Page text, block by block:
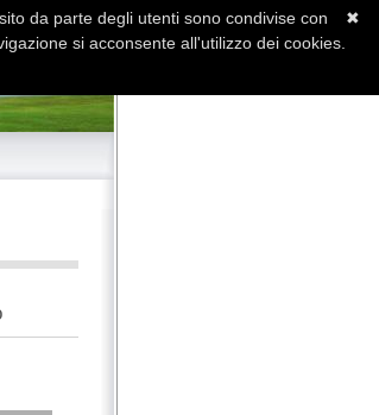
✖
da parte degli utenti sono condivise con
si acconsente all'utilizzo dei cookies.